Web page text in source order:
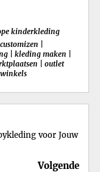
kinderkleding
customizen
kleding maken
outlet
winkels
voor Jouw
Volgende